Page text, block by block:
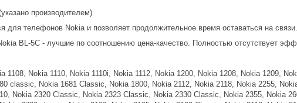
производителем)
для телефонов Nokia и позволяет продолжительное время оставаться на связи.
BL-5C - лучшие по соотношению цена-качество. Полностью отсутствует
1108, Nokia 1110, Nokia 1110i, Nokia 1112, Nokia 1200, Nokia 1208, Nokia 1209,
classic, Nokia 1681 Classic, Nokia 1800, Nokia 2112, Nokia 2118, Nokia 2255,
Nokia 2320 Classic, Nokia 2323 Classic, Nokia 2330 Classic, Nokia 2355, Nokia